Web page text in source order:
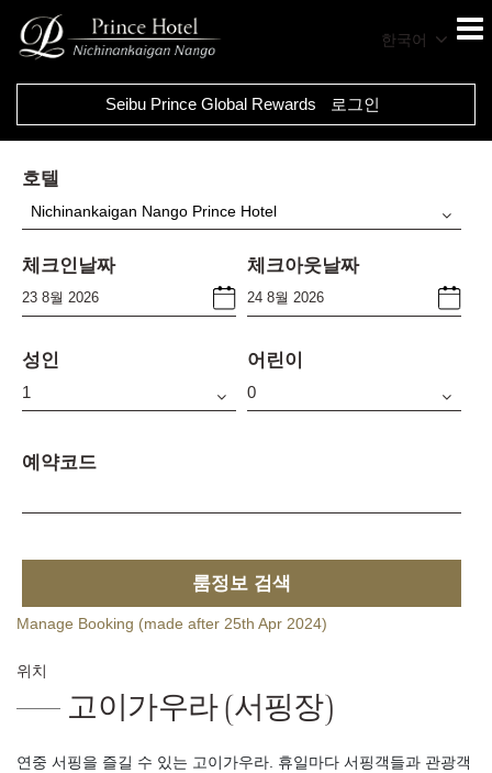
한국어
Seibu Prince Global Rewards 로그인
호텔
Nichinankaigan Nango Prince Hotel
체크인날짜 체크아웃날짜
성인 어린이
예약코드
룸정보 검색
Manage Booking (made after 25th Apr 2024)
위치
고이가우라 (서핑장)
연중 서핑을 즐길 수 있는 고이가우라. 휴일마다 서핑객들과 관광객